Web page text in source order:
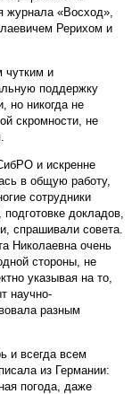
журнала «Восход»,
Рерихом и
чутким и
поддержку
но никогда не
скромности, не
и искренне
в общую работу,
сотрудники
докладов,
спрашивали совета.
Николаевна очень
стороны, не
указывая на то,
научно-
разным
и всегда всем
из Германии:
погода, даже